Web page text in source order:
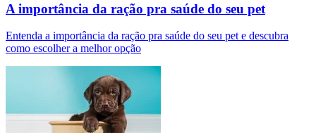
A importância da ração pra saúde do seu pet
Entenda a importância da ração pra saúde do seu pet e descubra
como escolher a melhor opção